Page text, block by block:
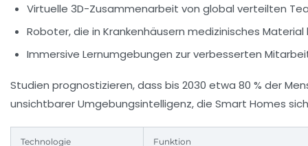
Virtuelle 3D-Zusammenarbeit von global verteilten
Roboter, die in Krankenhäusern medizinisches
Immersive Lernumgebungen zur verbesserten
Studien prognostizieren, dass bis 2030 etwa 80 % der
unsichtbarer Umgebungsintelligenz, die Smart Homes
Technologie Funktion